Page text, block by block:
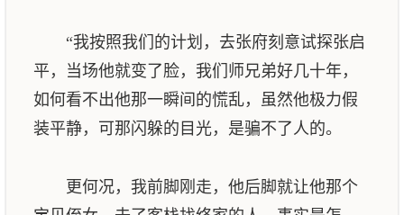
“我按照我们的计划，去张府刻意试探张启
平，当场他就变了脸，我们师兄弟好几十年，
如何看不出他那一瞬间的慌乱，虽然他极力假
装平静，可那闪躲的目光，是骗不了人的。
更何况，我前脚刚走，他后脚就让他那个